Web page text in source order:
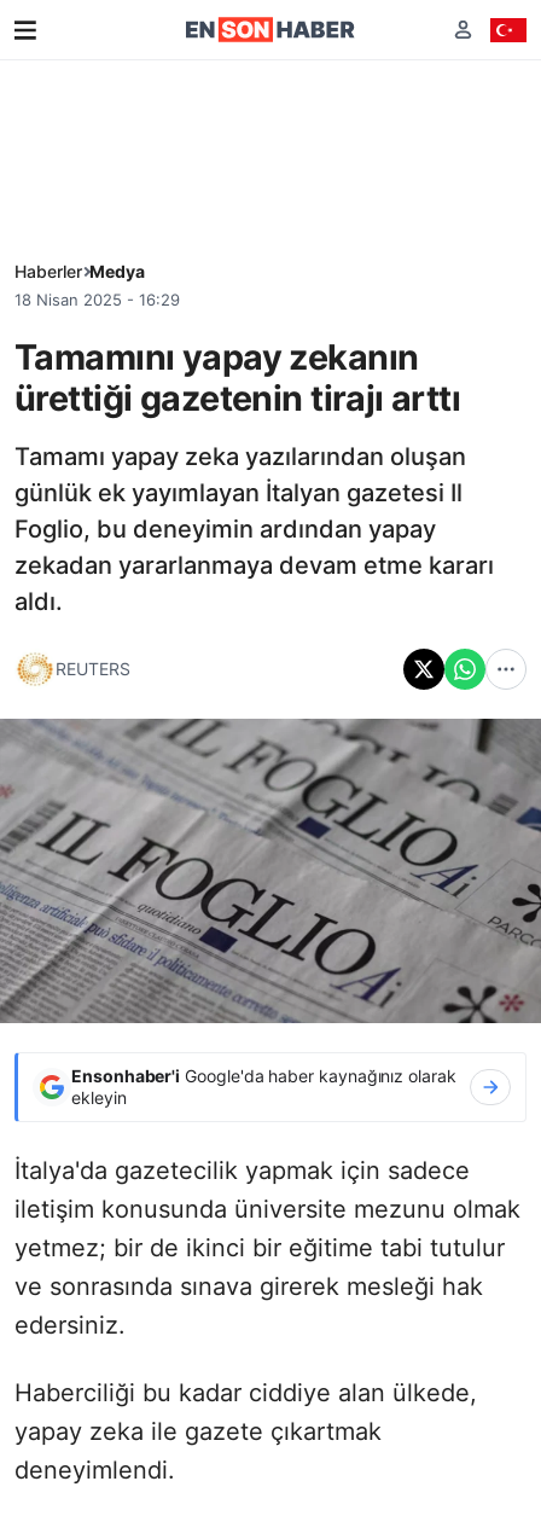
Haberler Medya
18 Nisan 2025 - 16:29
Tamamını yapay zekanın
ürettiği gazetenin tirajı arttı
Tamamı yapay zeka yazılarından oluşan
günlük ek yayımlayan İtalyan gazetesi Il
Foglio, bu deneyimin ardından yapay
zekadan yararlanmaya devam etme kararı
aldı.
REUTERS
Ensonhaber'i Google'da haber kaynağınız olarak
ekleyin
İtalya'da gazetecilik yapmak için sadece
iletişim konusunda üniversite mezunu olmak
yetmez; bir de ikinci bir eğitime tabi tutulur
ve sonrasında sınava girerek mesleği hak
edersiniz.
Haberciliği bu kadar ciddiye alan ülkede,
yapay zeka ile gazete çıkartmak
deneyimlendi.